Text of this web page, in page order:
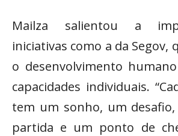
Mailza salientou a
iniciativas como a da Segov,
o desenvolvimento
capacidades individuais.
tem um sonho, um
partida e um ponto de